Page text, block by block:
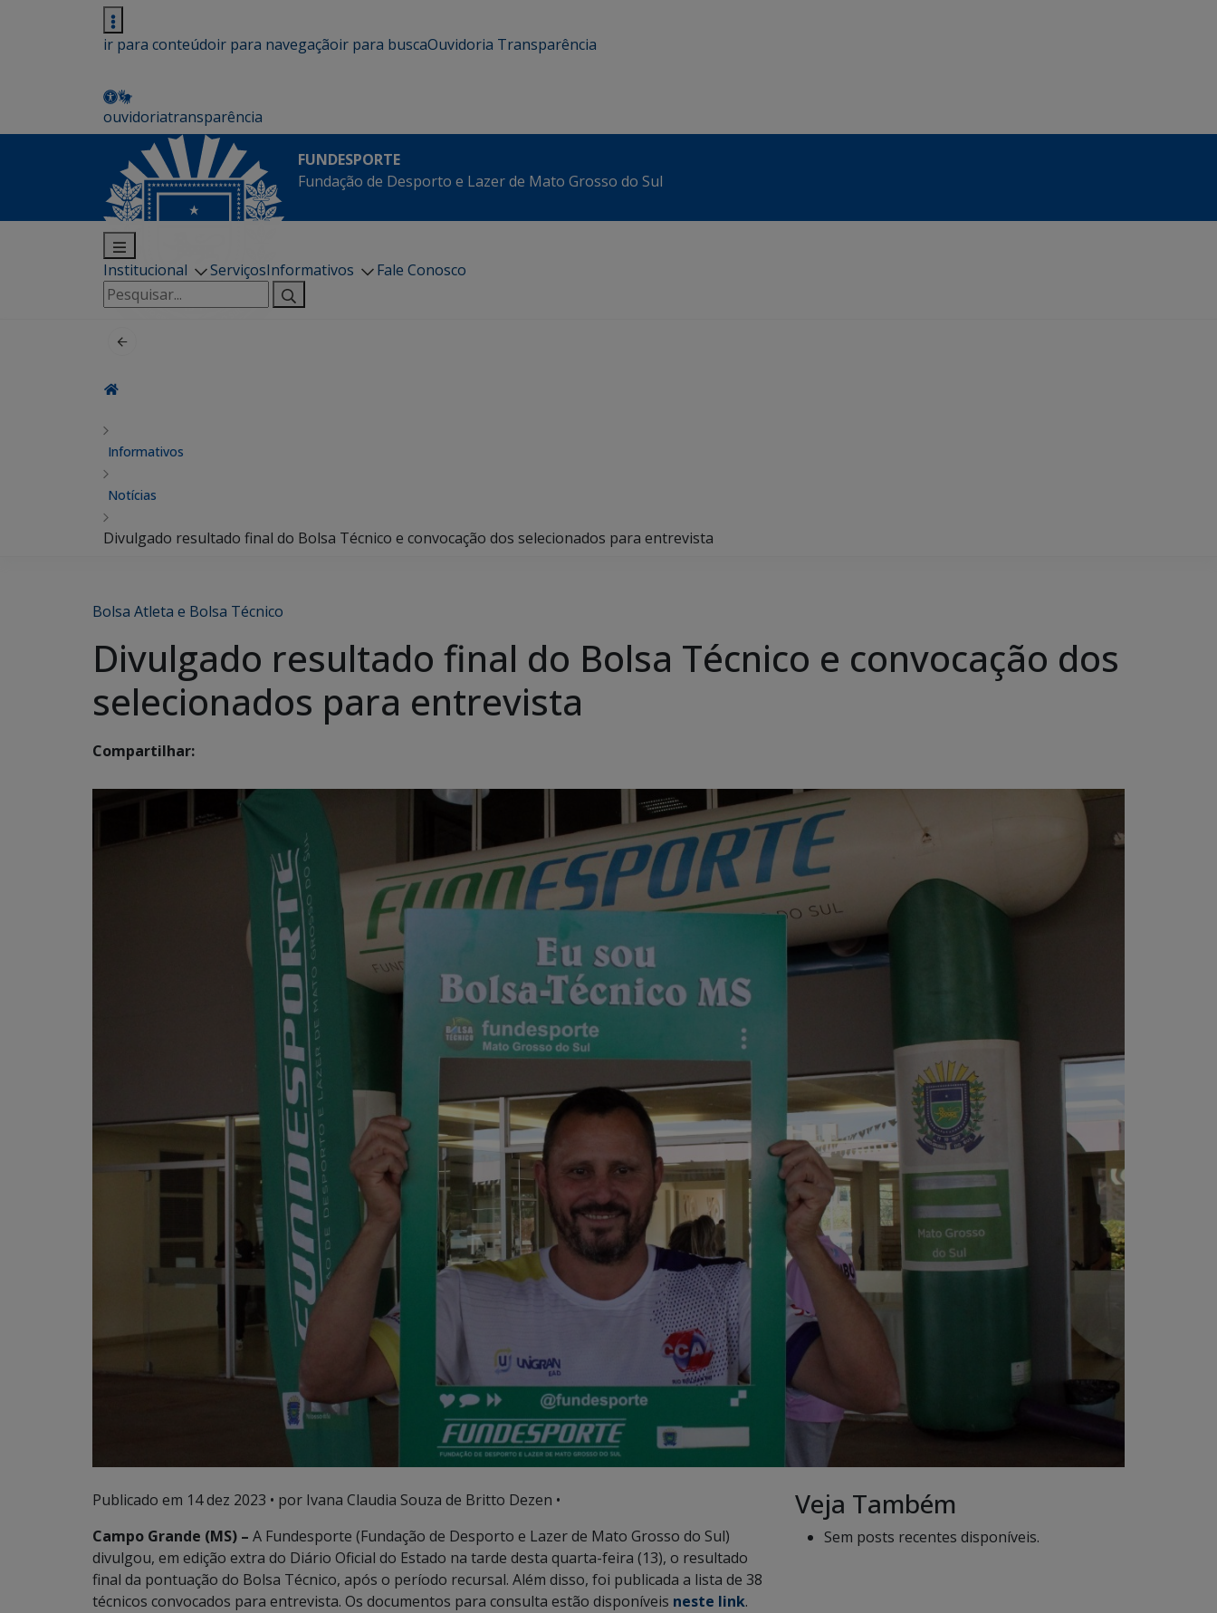
ir para conteúdoir para navegaçãoir para buscaOuvidoria Transparência
ouvidoriatransparência
FUNDESPORTE
Fundação de Desporto e Lazer de Mato Grosso do Sul
Institucional ServiçosInformativos
Fale Conosco
Pesquisar
por:
Informativos
Notícias
Divulgado resultado final do Bolsa Técnico e convocação dos selecionados para entrevista
Bolsa Atleta e Bolsa Técnico
Divulgado resultado final do Bolsa Técnico e convocação dos
selecionados para entrevista
Compartilhar:
Publicado em 14 dez 2023 • por Ivana Claudia Souza de Britto Dezen •
Campo Grande (MS) – A Fundesporte (Fundação de Desporto e Lazer de Mato Grosso do Sul)
divulgou, em edição extra do Diário Oficial do Estado na tarde desta quarta-feira (13), o resultado
final da pontuação do Bolsa Técnico, após o período recursal. Além disso, foi publicada a lista de 38
técnicos convocados para entrevista. Os documentos para consulta estão disponíveis neste link.
Veja Também
Sem posts recentes disponíveis.